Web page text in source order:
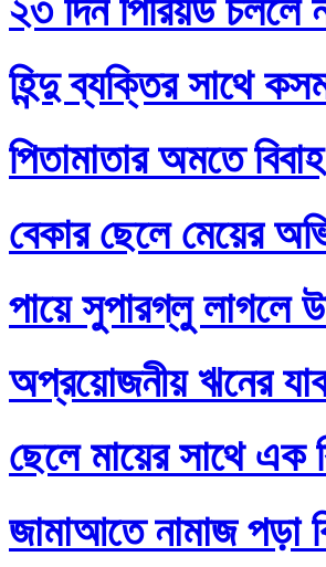
২৩ দিন পিরিয়ড চললে
হিন্দু ব্যক্তির সাথে
পিতামাতার অমতে
বেকার ছেলে মেয়ের
পায়ে সুপারগ্লু লাগলে
অপ্রয়োজনীয় ঋনের
ছেলে মায়ের সাথে এক
জামাআতে নামাজ পড়া